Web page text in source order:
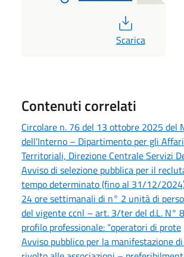
PDF
Scarica
Contenuti correlati
Circolare n. 76 del 13 ottobre 2025 del
dell’Interno – Dipartimento per gli
Territoriali, Direzione Centrale Servizi
Avviso di selezione pubblica per il
tempo determinato (fino al 31/12/
24 ore settimanali di n° 2 unità di
del vigente ccnl – art. 3/ter del d.L. N°
profilo professionale: “operatori di prote
Avviso pubblico per la manifestazione